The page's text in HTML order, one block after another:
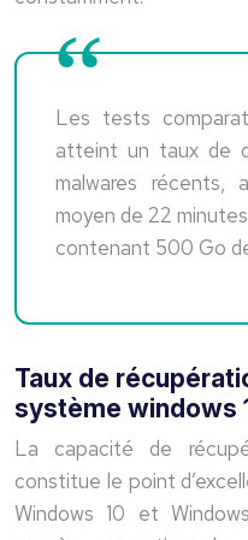
Les tests
atteint un taux de
malwares
moyen de 22
contenant 500 Go
Taux de
système windows
La capacité de
constitue le point
Windows 10 et